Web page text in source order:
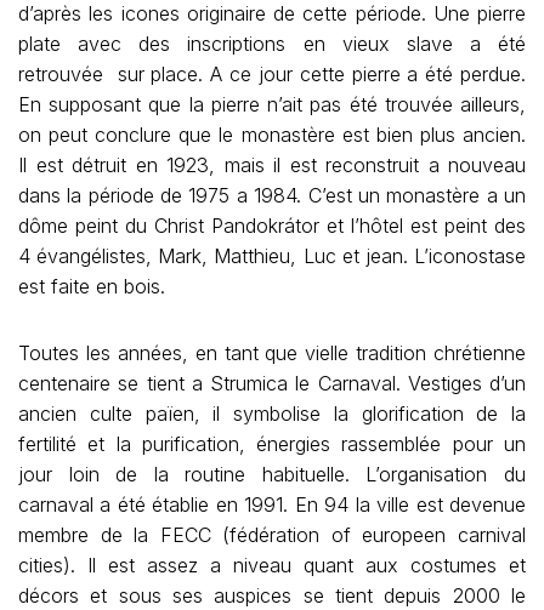
d’après les icones originaire de cette période. Une pierre
plate avec des inscriptions en vieux slave a été
retrouvée sur place. A ce jour cette pierre a été perdue.
En supposant que la pierre n’ait pas été trouvée ailleurs,
on peut conclure que le monastère est bien plus ancien.
Il est détruit en 1923, mais il est reconstruit a nouveau
dans la période de 1975 a 1984. C’est un monastère a un
dôme peint du Christ Pandokrátor et l’hôtel est peint des
4 évangélistes, Mark, Matthieu, Luc et jean. L’iconostase
est faite en bois.
Toutes les années, en tant que vielle tradition chrétienne
centenaire se tient a Strumica le Carnaval. Vestiges d’un
ancien culte païen, il symbolise la glorification de la
fertilité et la purification, énergies rassemblée pour un
jour loin de la routine habituelle. L’organisation du
carnaval a été établie en 1991. En 94 la ville est devenue
membre de la FECC (fédération of europeen carnival
cities). Il est assez a niveau quant aux costumes et
décors et sous ses auspices se tient depuis 2000 le